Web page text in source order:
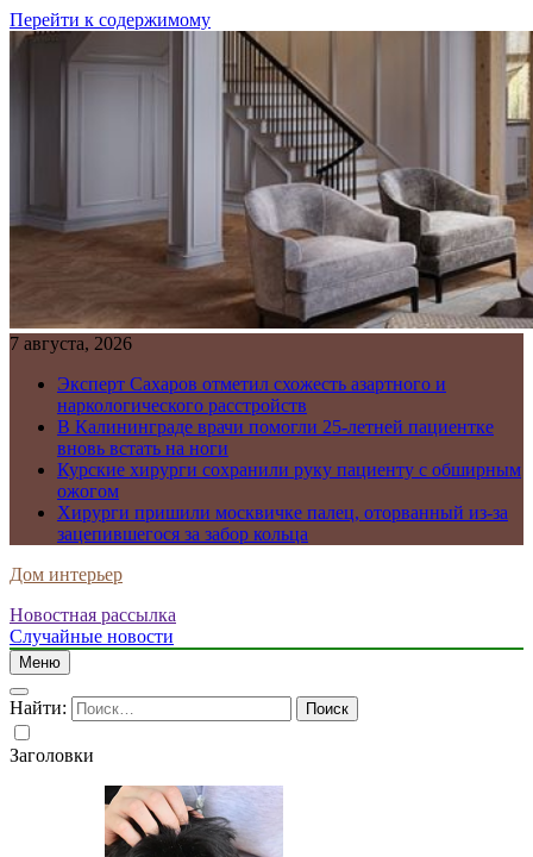
Перейти к содержимому
7 августа, 2026
Эксперт Сахаров отметил схожесть азартного и
наркологического расстройств
В Калининграде врачи помогли 25-летней пациентке
вновь встать на ноги
Курские хирурги сохранили руку пациенту с обширным
ожогом
Хирурги пришили москвичке палец, оторванный из-за
зацепившегося за забор кольца
Дом интерьер
Новостная рассылка
Случайные новости
Меню
Найти:
Заголовки